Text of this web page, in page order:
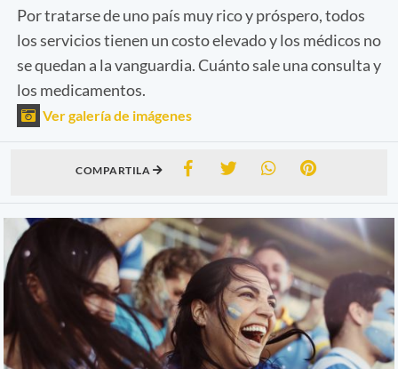
Por tratarse de uno país muy rico y próspero, todos
los servicios tienen un costo elevado y los médicos no
se quedan a la vanguardia. Cuánto sale una consulta y
los medicamentos.
Ver galería de imágenes
COMPARTILA